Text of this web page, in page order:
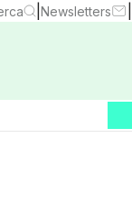
Newsletters